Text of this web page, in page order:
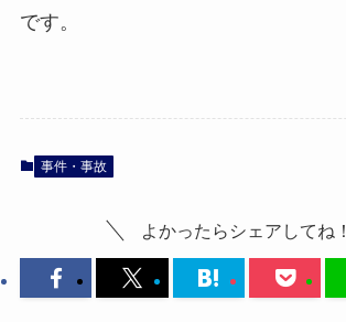
です。
事件・事故
よかったらシェアしてね！